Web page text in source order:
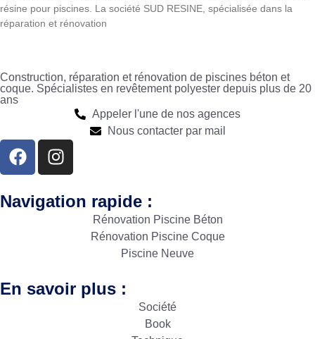
résine pour piscines. La société SUD RESINE, spécialisée dans la
réparation et rénovation
Construction, réparation et rénovation de piscines béton et
coque. Spécialistes en revêtement polyester depuis plus de 20
ans
Appeler l'une de nos agences
Nous contacter par mail
Navigation rapide :
Rénovation Piscine Béton
Rénovation Piscine Coque
Piscine Neuve
En savoir plus :
Société
Book